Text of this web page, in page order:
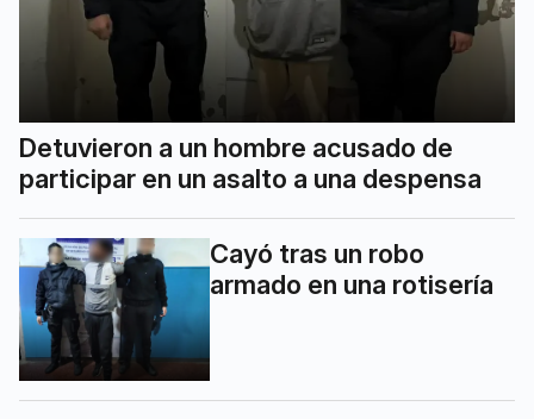
Detuvieron a un hombre acusado de
participar en un asalto a una despensa
Cayó tras un robo
armado en una rotisería